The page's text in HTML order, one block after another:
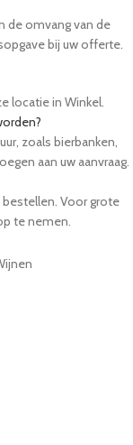
de omvang van de
bij uw offerte.
locatie in Winkel.
zoals bierbanken,
aan uw aanvraag.
Voor grote
te nemen.